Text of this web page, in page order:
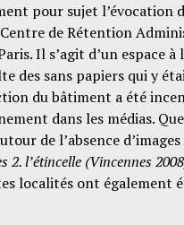
pour sujet l’évocation
de Rétention
Il s’agit d’un espace
des sans papiers qui y
du bâtiment a été
dans les médias.
de l’absence
2. l’étincelle (Vincennes
localités ont également